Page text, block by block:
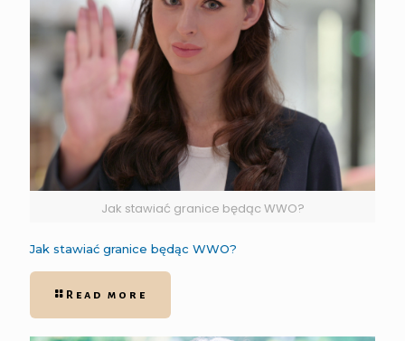
Jak stawiać granice będąc WWO?
Jak stawiać granice będąc WWO?
Read more